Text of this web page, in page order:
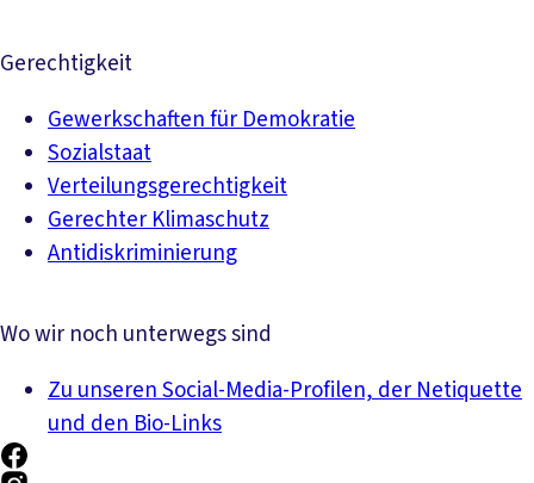
Gerechtigkeit
Gewerkschaften für Demokratie
Sozialstaat
Verteilungsgerechtigkeit
Gerechter Klimaschutz
Antidiskriminierung
Wo wir noch unterwegs sind
Zu unseren Social-Media-Profilen, der Netiquette
und den Bio-Links